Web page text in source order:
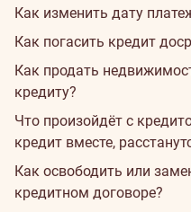
Как изменить дату
Как погасить кредит
Как продать
кредиту?
Что произойдёт с
кредит вместе,
Как освободить или
кредитном договоре?